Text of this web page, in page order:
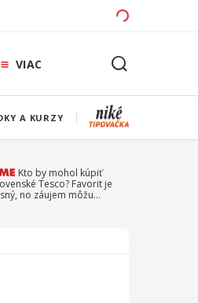
VIAC
A KURZY
Kto by mohol kúpiť
Tesco? Favorit je
no záujem môžu